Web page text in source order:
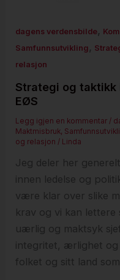
dagens verdensbilde,
Samfunnsutvikling ,
relasjon
Strategi og taktikk
EØS
Legg igjen en kommentar /
Maktmisbruk,
og relasjon / Linda
Jeg deler her
innen ledelse og
være klar over slike
krav og vi kan
uærlig og maktsyk
integritet, ærlighet og
folket og sitt land